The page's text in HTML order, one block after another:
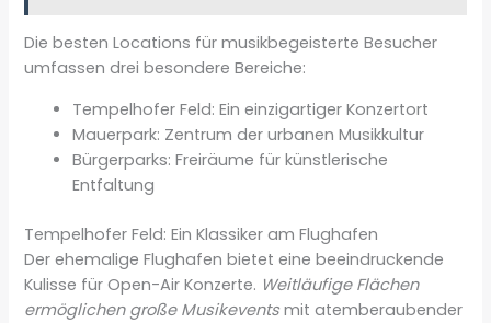
Die besten Locations für musikbegeisterte Besucher
umfassen drei besondere Bereiche:
Tempelhofer Feld: Ein einzigartiger Konzertort
Mauerpark: Zentrum der urbanen Musikkultur
Bürgerparks: Freiräume für künstlerische
Entfaltung
Tempelhofer Feld: Ein Klassiker am Flughafen
Der ehemalige Flughafen bietet eine beeindruckende
Kulisse für Open-Air Konzerte. Weitläufige Flächen
ermöglichen große Musikevents mit atemberaubender